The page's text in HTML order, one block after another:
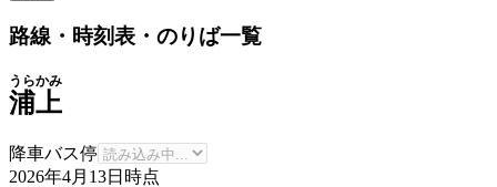
路線・時刻表・のりば一覧
浦上
うらかみ
降車バス停
2026年4月13日 時点